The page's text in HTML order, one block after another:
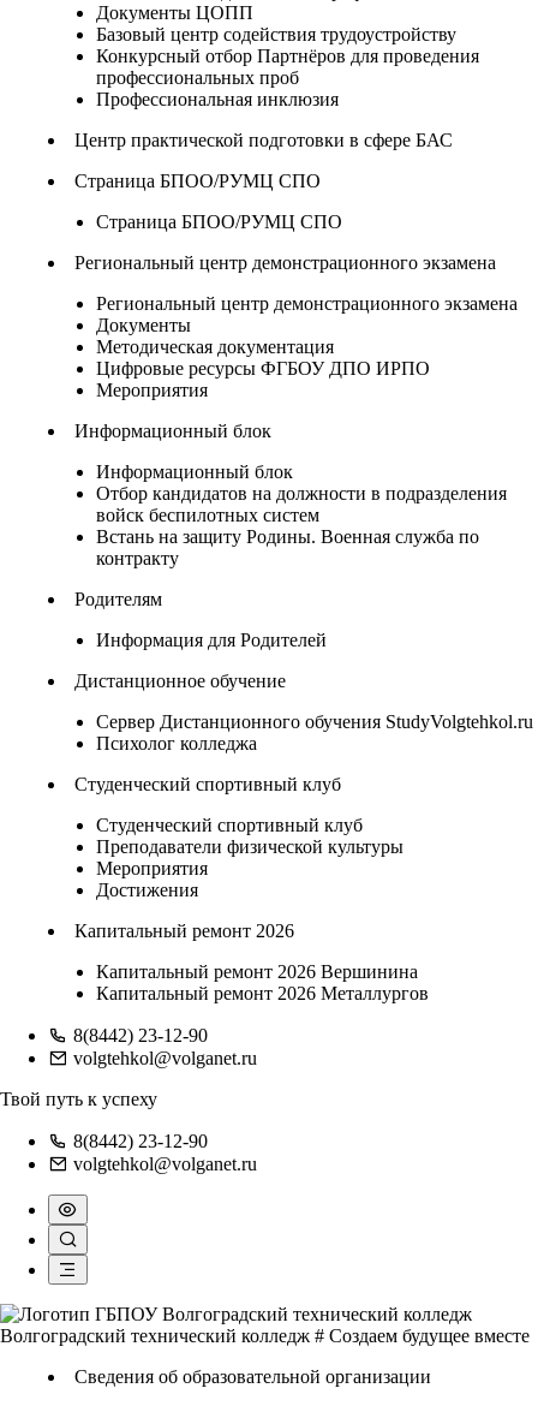
Документы ЦОПП
Базовый центр содействия трудоустройству
Конкурсный отбор Партнёров для проведения
профессиональных проб
Профессиональная инклюзия
Центр практической подготовки в сфере БАС
Страница БПОО/РУМЦ СПО
Страница БПОО/РУМЦ СПО
Региональный центр демонстрационного экзамена
Региональный центр демонстрационного экзамена
Документы
Методическая документация
Цифровые ресурсы ФГБОУ ДПО ИРПО
Мероприятия
Информационный блок
Информационный блок
Отбор кандидатов на должности в подразделения
войск беспилотных систем
Встань на защиту Родины. Военная служба по
контракту
Родителям
Информация для Родителей
Дистанционное обучение
Сервер Дистанционного обучения StudyVolgtehkol.ru
Психолог колледжа
Студенческий спортивный клуб
Студенческий спортивный клуб
Преподаватели физической культуры
Мероприятия
Достижения
Капитальный ремонт 2026
Капитальный ремонт 2026 Вершинина
Капитальный ремонт 2026 Металлургов
8(8442) 23-12-90
volgtehkol@volganet.ru
Твой путь к успеху
8(8442) 23-12-90
volgtehkol@volganet.ru
Волгоградский технический колледж # Создаем будущее вместе
Сведения об образовательной организации